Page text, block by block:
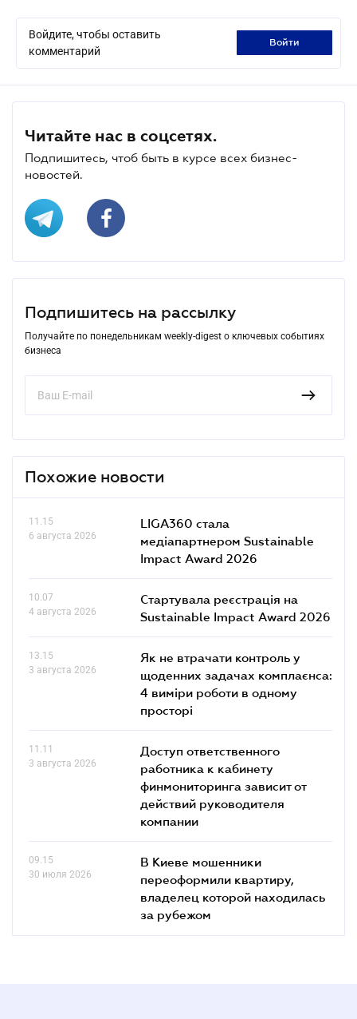
Войдите, чтобы оставить
комментарий
войти
Читайте нас в соцсетях.
Подпишитесь, чтоб быть в курсе всех бизнес-
новостей.
Подпишитесь на рассылку
Получайте по понедельникам weekly-digest о ключевых событиях
бизнеса
Похожие новости
11.15
6 августа 2026
LIGA360 стала
медіапартнером Sustainable
Impact Award 2026
10.07
4 августа 2026
Стартувала реєстрація на
Sustainable Impact Award 2026
13.15
3 августа 2026
Як не втрачати контроль у
щоденних задачах комплаєнса:
4 виміри роботи в одному
просторі
11.11
3 августа 2026
Доступ ответственного
работника к кабинету
финмониторинга зависит от
действий руководителя
компании
09.15
30 июля 2026
В Киеве мошенники
переоформили квартиру,
владелец которой находилась
за рубежом